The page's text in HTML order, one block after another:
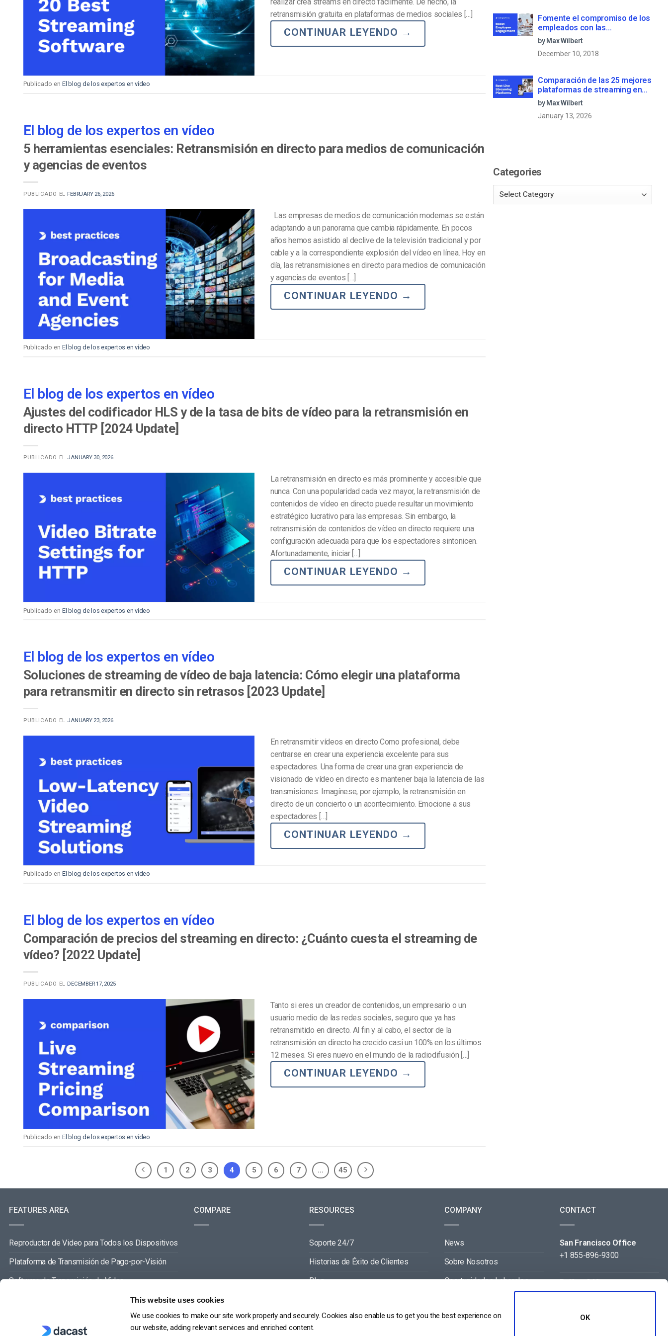
This website uses cookies
We use cookies to make our site work properly and securely. Cookies also enable us to get you the best experience on
our website, adding relevant services and enriched content.
OK
Privacidad y Seguridad
Marketing de Video
Aprendizaje en Línea
Emisoras de Radio y Televisión
retransmisión gratuita en plataformas de medios sociales […]
CONTINUAR LEYENDO →
Publicado en El blog de los expertos en vídeo
El blog de los expertos en vídeo
5 herramientas esenciales: Retransmisión en directo para medios de comunicación
y agencias de eventos
PUBLICADO EL FEBRUARY 26, 2026
Las empresas de medios de comunicación modernas se están
adaptando a un panorama que cambia rápidamente. En pocos
años hemos asistido al declive de la televisión tradicional y por
cable y a la correspondiente explosión del vídeo en línea. Hoy en
día, las retransmisiones en directo para medios de comunicación
y agencias de eventos […]
CONTINUAR LEYENDO →
Publicado en El blog de los expertos en vídeo
El blog de los expertos en vídeo
Ajustes del codificador HLS y de la tasa de bits de vídeo para la retransmisión en
directo HTTP [2024 Update]
PUBLICADO EL JANUARY 30, 2026
La retransmisión en directo es más prominente y accesible que
nunca. Con una popularidad cada vez mayor, la retransmisión de
contenidos de vídeo en directo puede resultar un movimiento
estratégico lucrativo para las empresas. Sin embargo, la
retransmisión de contenidos de vídeo en directo requiere una
configuración adecuada para que los espectadores sintonicen.
Afortunadamente, iniciar […]
CONTINUAR LEYENDO →
Publicado en El blog de los expertos en vídeo
El blog de los expertos en vídeo
Soluciones de streaming de vídeo de baja latencia: Cómo elegir una plataforma
para retransmitir en directo sin retrasos [2023 Update]
PUBLICADO EL JANUARY 23, 2026
En retransmitir vídeos en directo Como profesional, debe
centrarse en crear una experiencia excelente para sus
espectadores. Una forma de crear una gran experiencia de
visionado de vídeo en directo es mantener baja la latencia de las
transmisiones. Imagínese, por ejemplo, la retransmisión en
directo de un concierto o un acontecimiento. Emocione a sus
espectadores […]
CONTINUAR LEYENDO →
Publicado en El blog de los expertos en vídeo
El blog de los expertos en vídeo
Comparación de precios del streaming en directo: ¿Cuánto cuesta el streaming de
vídeo? [2022 Update]
PUBLICADO EL DECEMBER 17, 2025
Tanto si eres un creador de contenidos, un empresario o un
usuario medio de las redes sociales, seguro que ya has
retransmitido en directo. Al fin y al cabo, el sector de la
retransmisión en directo ha crecido casi un 100% en los últimos
12 meses. Si eres nuevo en el mundo de la radiodifusión […]
CONTINUAR LEYENDO →
Publicado en El blog de los expertos en vídeo
1 2 3 4 5 6 7 … 45
Fomente el compromiso de los
empleados con las
comunicaciones corporativas
en directo
by Max Wilbert
December 10, 2018
Comparación de las 25 mejores
plataformas de streaming en
directo en 2025
by Max Wilbert
January 13, 2026
Categories
FEATURES AREA
Reproductor de Video para Todos los Dispositivos
Plataforma de Transmisión de Pago-por-Visión
Software de Transmisión de Video
COMPARE RESOURCES
Soporte 24/7
Historias de Éxito de Clientes
Blog
Documentación de Reproductor API
COMPANY
News
Sobre Nosotros
Oportunidades Laborales
Aliados
CONTACT
San Francisco Office
+1 855-896-9300
Beijing Office
+86 105-123-5043